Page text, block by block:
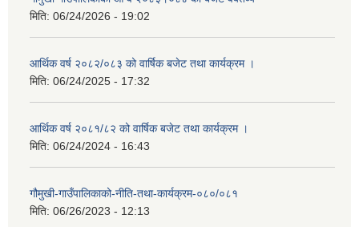
मिति: 06/24/2026 - 19:02
आर्थिक वर्ष २०८२/०८३ को वार्षिक बजेट तथा कार्यक्रम ।
मिति: 06/24/2025 - 17:32
आर्थिक वर्ष २०८१/८२ को वार्षिक बजेट तथा कार्यक्रम ।
मिति: 06/24/2024 - 16:43
गौमुखी-गाउँपालिकाको-नीति-तथा-कार्यक्रम-०८०/०८१
मिति: 06/26/2023 - 12:13